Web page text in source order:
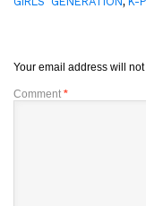
Your email address will not
Comment *